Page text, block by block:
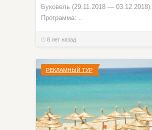
Буковель (29.11.2018 — 03.12.2018).
Программа: ..
8 лет назад
РЕКЛАМНЫЙ ТУР